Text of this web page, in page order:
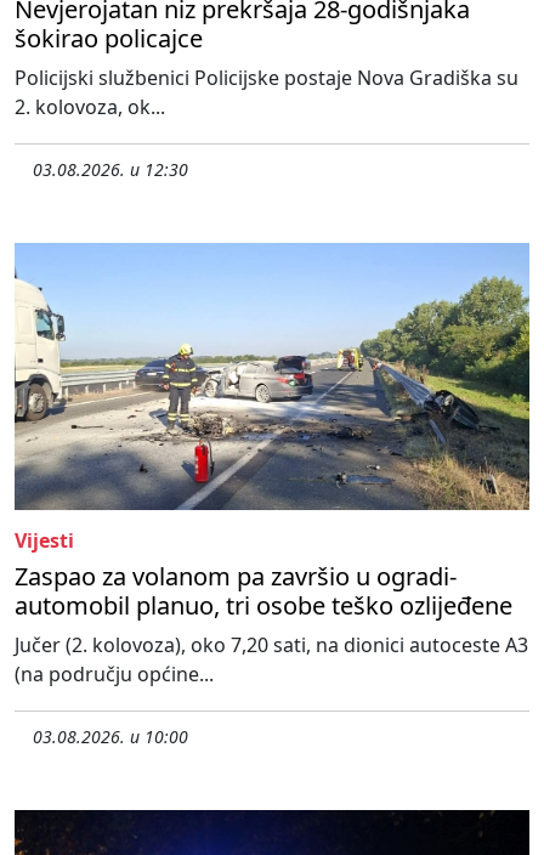
Nevjerojatan niz prekršaja 28-godišnjaka
šokirao policajce
Policijski službenici Policijske postaje Nova Gradiška su
2. kolovoza, ok...
03.08.2026. u 12:30
Vijesti
Zaspao za volanom pa završio u ogradi-
automobil planuo, tri osobe teško ozlijeđene
Jučer (2. kolovoza), oko 7,20 sati, na dionici autoceste A3
(na području općine...
03.08.2026. u 10:00